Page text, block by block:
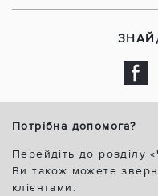
Потрібна допомога?
Перейдіть до розділу
Ви також можете
клієнтами.